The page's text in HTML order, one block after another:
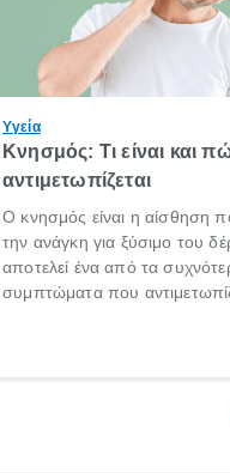
Υγεία
Κνησμός: Τι είναι και
αντιμετωπίζεται
Ο κνησμός είναι η αίσθηση
την ανάγκη για ξύσιμο του
αποτελεί ένα από τα
συμπτώματα που
πληροφορίες για το «κνησμός